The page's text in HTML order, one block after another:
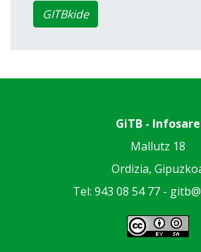
GITBkide
GiTB - Infosare
Mallutz 18
Ordizia,
Tel: 943 08 54 77 -